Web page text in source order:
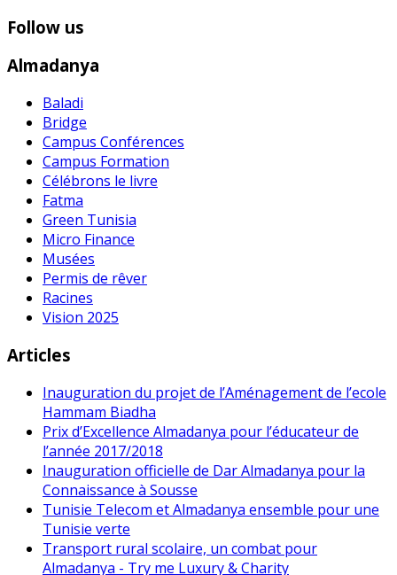
Follow us
Almadanya
Baladi
Bridge
Campus Conférences
Campus Formation
Célébrons le livre
Fatma
Green Tunisia
Micro Finance
Musées
Permis de rêver
Racines
Vision 2025
Articles
Inauguration du projet de l’Aménagement de l’ecole
Hammam Biadha
Prix d’Excellence Almadanya pour l’éducateur de
l’année 2017/2018
Inauguration officielle de Dar Almadanya pour la
Connaissance à Sousse
Tunisie Telecom et Almadanya ensemble pour une
Tunisie verte
Transport rural scolaire, un combat pour
Almadanya - Try me Luxury & Charity